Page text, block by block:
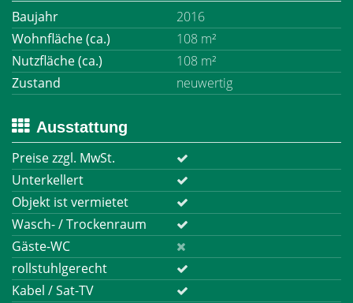
Baujahr
2016
Wohnfläche (ca.)
108 m²
Nutzfläche (ca.)
108 m²
Zustand
neuwertig
Ausstattung
Preise zzgl. MwSt.
Unterkellert
Objekt ist vermietet
Wasch- / Trockenraum
Gäste-WC
rollstuhlgerecht
Kabel / Sat-TV